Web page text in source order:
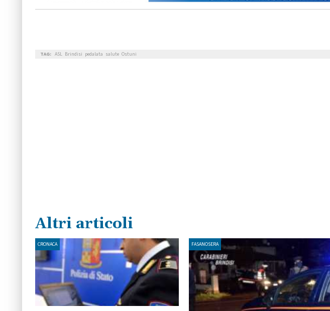
TAG: ASL Brindisi pedalata salute Ostuni
Altri articoli
CRONACA FASANOSERA